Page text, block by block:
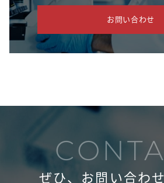
お問い合わせ
ぜひ、お問い合わ